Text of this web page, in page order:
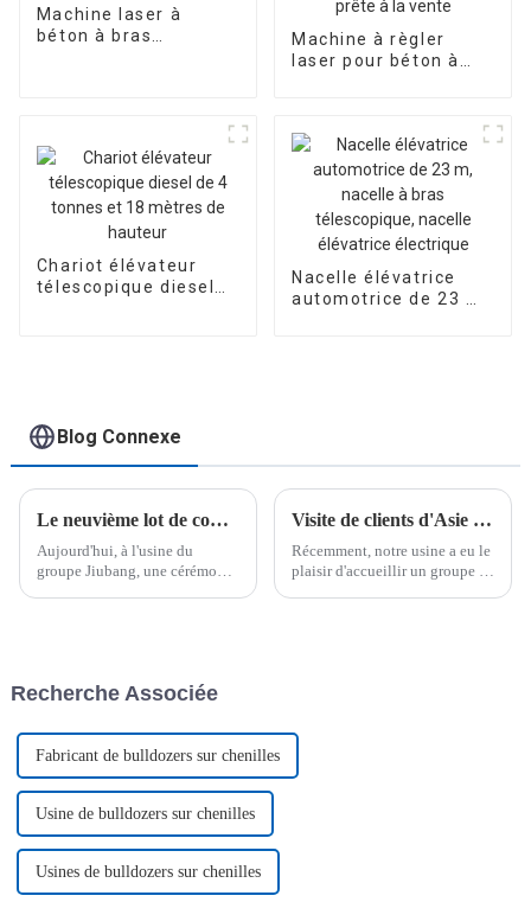
à flèche télescopique
Machine laser à
béton à bras
Machine à règler
laser pour béton à
Chariot élévateur
télescopique diesel
Nacelle élévatrice
automotrice de 23 m,
Blog Connexe
Le neuvième lot de commandes d'Europe de l'Est a été livré
Aujourd'hui, à l'usine du
groupe Jiubang, une cérémonie
lents.
Visite de clients d'Asie centrale, ouvrant un nouveau chapitre de coopération
Récemment, notre usine a eu le
plaisir d'accueillir un groupe de
Recherche Associée
Fabricant de bulldozers sur chenilles
Usine de bulldozers sur chenilles
Usines de bulldozers sur chenilles